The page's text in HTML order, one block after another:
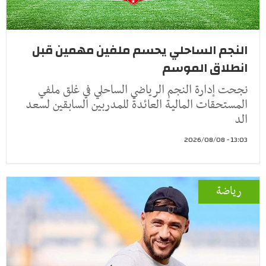
النجم الساحلي يحسم ملفين مهمين قبل
انطلاق الموسم
نجحت إدارة النجم الرياضي الساحلي في غلق ملفي
المستحقات المالية العائدة للمدربين السابقين لسعد
الد
13:03 - 2026/08/08
رياضة